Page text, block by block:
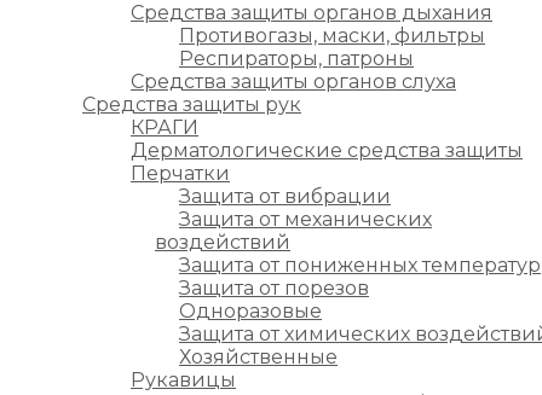
Средства защиты органов дыхания
Противогазы, маски, фильтры
Респираторы, патроны
Средства защиты органов слуха
Средства защиты рук
КРАГИ
Дерматологические средства защиты
Перчатки
Защита от вибрации
Защита от механических
воздействий
Защита от пониженных температур
Защита от порезов
Одноразовые
Защита от химических
Хозяйственные
Рукавицы